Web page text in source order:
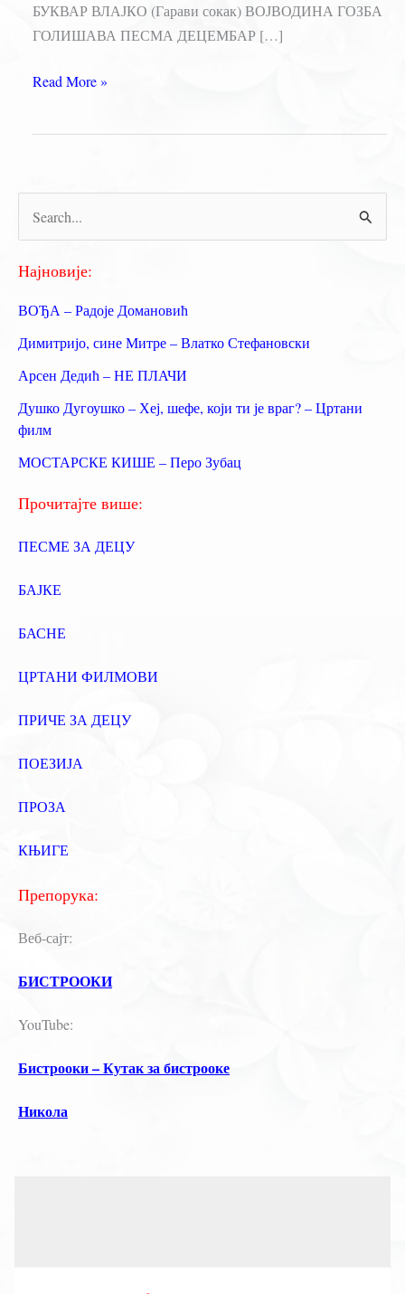
БУКВАР ВЛАЈКО (Гарави сокак) ВОЈВОДИНА ГОЗБА
ГОЛИШАВА ПЕСМА ДЕЦЕМБАР […]
Мирослав
Антић
Read More »
е
р
а
г
а
з
а
:
Најновије:
ВОЂА – Радоје Домановић
Димитријо, сине Митре – Влатко Стефановски
Арсен Дедић – НЕ ПЛАЧИ
Душко Дугоушко – Хеј, шефе, који ти је враг? – Цртани
филм
МОСТАРСКЕ КИШЕ – Перо Зубац
Прочитајте више:
ПЕСМЕ ЗА ДЕЦУ
БАЈКЕ
БАСНЕ
ЦРТАНИ ФИЛМОВИ
ПРИЧЕ ЗА ДЕЦУ
ПОЕЗИЈА
ПРОЗА
КЊИГЕ
Препорука:
Веб-сајт:
БИСТРООКИ
YouTube:
Бистрооки – Кутак за бистрооке
Никола